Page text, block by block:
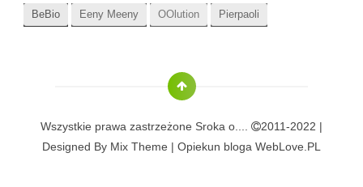
BeBio Eeny Meeny OOlution Pierpaoli
Wszystkie prawa zastrzeżone Sroka o....
2011-2022 |
Designed By Mix Theme | Opiekun bloga WebLove.PL